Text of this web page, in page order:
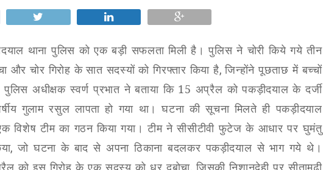
थाना पुलिस को एक बड़ी सफलता मिली है। पुलिस ने चोरी किये गये तीन
चोर गिरोह के सात सदस्यों को गिरफ्तार किया है,जिन्होंने पूछताछ में बच्चों
अधीक्षक स्वर्ण प्रभात ने बताया कि 15 अप्रैल को पकड़ीदयाल के दर्जी
गुलाम रसुल लापता हो गया था। घटना की सूचना मिलते ही पकड़ीदयाल
विशेष टीम का गठन किया गया। टीम ने सीसीटीवी फुटेज के आधार पर घुमंतु
,जो घटना के बाद से अपना ठिकाना बदलकर पकड़ीदयाल से भाग गये थे।
को इस गिरोह के एक सदस्य को धर दबोचा,जिसकी निशानदेही पर सीतामढ़ी